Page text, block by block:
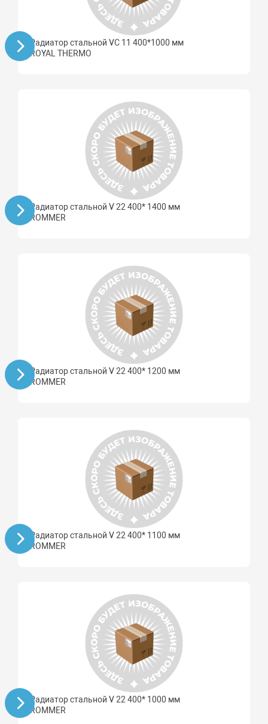
Радиатор стальной VC 11 400*1000 мм
ROYAL THERMO
Радиатор стальной V 22 400* 1400 мм
ROMMER
Радиатор стальной V 22 400* 1200 мм
ROMMER
Радиатор стальной V 22 400* 1100 мм
ROMMER
Радиатор стальной V 22 400* 1000 мм
ROMMER